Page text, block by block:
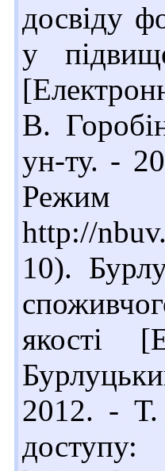
досвіду
у
В.
ун-ту. -
http://
10).
якості
2012. -
доступу: